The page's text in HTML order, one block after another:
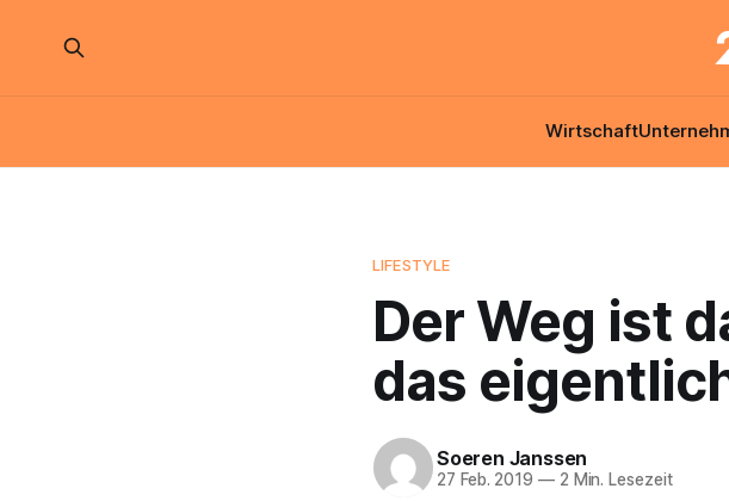
Wirtschaft
LIFESTYLE
Der Weg ist
das
Soeren Janssen
27 Feb. 2019 —2 Min. Lesezeit